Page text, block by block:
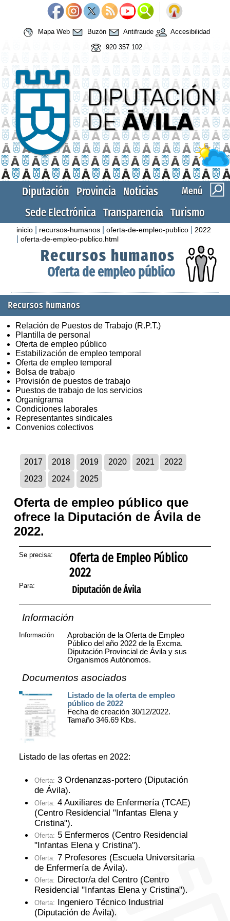
Mapa Web Buzón Antifraude
Accesibilidad
920 357 102
Menú
Diputación Provincia Noticias
Sede Electrónica Transparencia Turismo
inicio recursos-humanos |oferta-de-empleo-publico 2022
|oferta-de-empleo-publico.html
Recursos humanos
Oferta de empleo público
Recursos humanos
Relación de Puestos de Trabajo (R.P.T.)
Plantilla de personal
Oferta de empleo público
Estabilización de empleo temporal
Oferta de empleo temporal
Bolsa de trabajo
Provisión de puestos de trabajo
Puestos de trabajo de los servicios
Organigrama
Condiciones laborales
Representantes sindicales
Convenios colectivos
2017 2018 2019 2020 2021
2022
2023
2024 2025
Oferta de empleo público que
ofrece la Diputación de Ávila de
2022.
Se precisa:
Oferta de Empleo Público
2022
Para: Diputación de Ávila
Información
Información
Aprobación de la Oferta de Empleo
Público del año 2022 de la Excma.
Diputación Provincial de Ávila y sus
Organismos Autónomos.
Documentos asociados
Listado de la oferta de empleo
público de 2022
Fecha de creación 30/12/2022.
Tamaño 346.69 Kbs.
Listado de las ofertas en 2022:
Oferta: 3 Ordenanzas-portero (Diputación
de Ávila).
Oferta: 4 Auxiliares de Enfermería (TCAE)
(Centro Residencial "Infantas Elena y
Cristina").
Oferta: 5 Enfermeros (Centro Residencial
"Infantas Elena y Cristina").
Oferta: 7 Profesores (Escuela Universitaria
de Enfermería de Ávila).
Oferta: Director/a del Centro (Centro
Residencial "Infantas Elena y Cristina").
Oferta: Ingeniero Técnico Industrial
(Diputación de Ávila).